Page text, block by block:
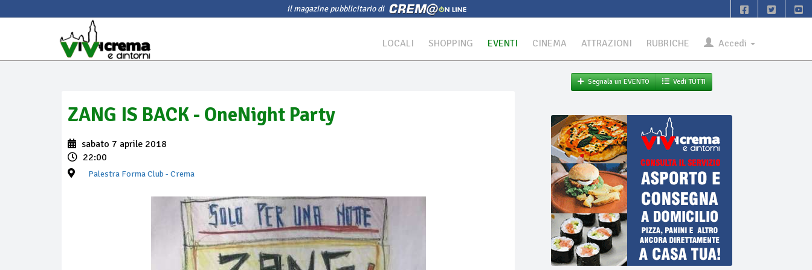
il magazine pubblicitario di
LOCALI SHOPPING EVENTI CINEMA ATTRAZIONI RUBRICHE Accedi
ZANG IS BACK - OneNight Party
sabato 7 aprile 2018
22:00
Palestra Forma Club - Crema
Segnala un EVENTO Vedi TUTTI